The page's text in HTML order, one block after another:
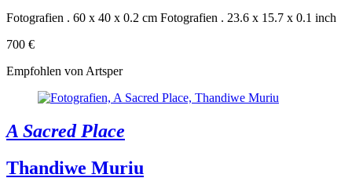
Fotografien . 60 x 40 x 0.2 cm Fotografien . 23.6 x 15.7 x 0.1 inch
700 €
Empfohlen von Artsper
A Sacred Place
Thandiwe Muriu